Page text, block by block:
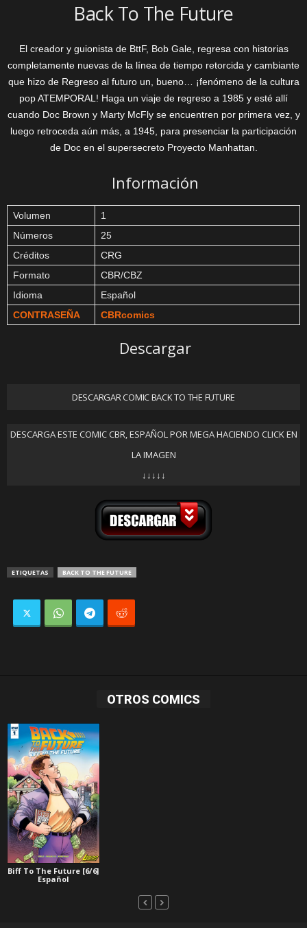
Back To The Future
El creador y guionista de BttF, Bob Gale, regresa con historias
completamente nuevas de la línea de tiempo retorcida y cambiante
que hizo de Regreso al futuro un, bueno… ¡fenómeno de la cultura
pop ATEMPORAL! Haga un viaje de regreso a 1985 y esté allí
cuando Doc Brown y Marty McFly se encuentren por primera vez, y
luego retroceda aún más, a 1945, para presenciar la participación
de Doc en el supersecreto Proyecto Manhattan.
Información
Volumen
1
Números
25
Créditos
CRG
Formato
CBR/CBZ
Idioma
Español
CONTRASEÑA
CBRcomics
Descargar
DESCARGAR COMIC BACK TO THE FUTURE
DESCARGA ESTE COMIC CBR, ESPAÑOL POR MEGA HACIENDO CLICK EN
LA IMAGEN
↓↓↓↓↓
ETIQUETAS BACK TO THE FUTURE
OTROS COMICS
Biff To The Future [6/6]
Español